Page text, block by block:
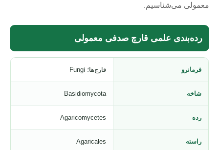
معمولی می‌شناسیم.
رده‌بندی علمی قارچ صدفی معمولی
فرمانرو قارچ‌ها؛ Fungi
شاخه Basidiomycota
رده Agaricomycetes
راسته Agaricales